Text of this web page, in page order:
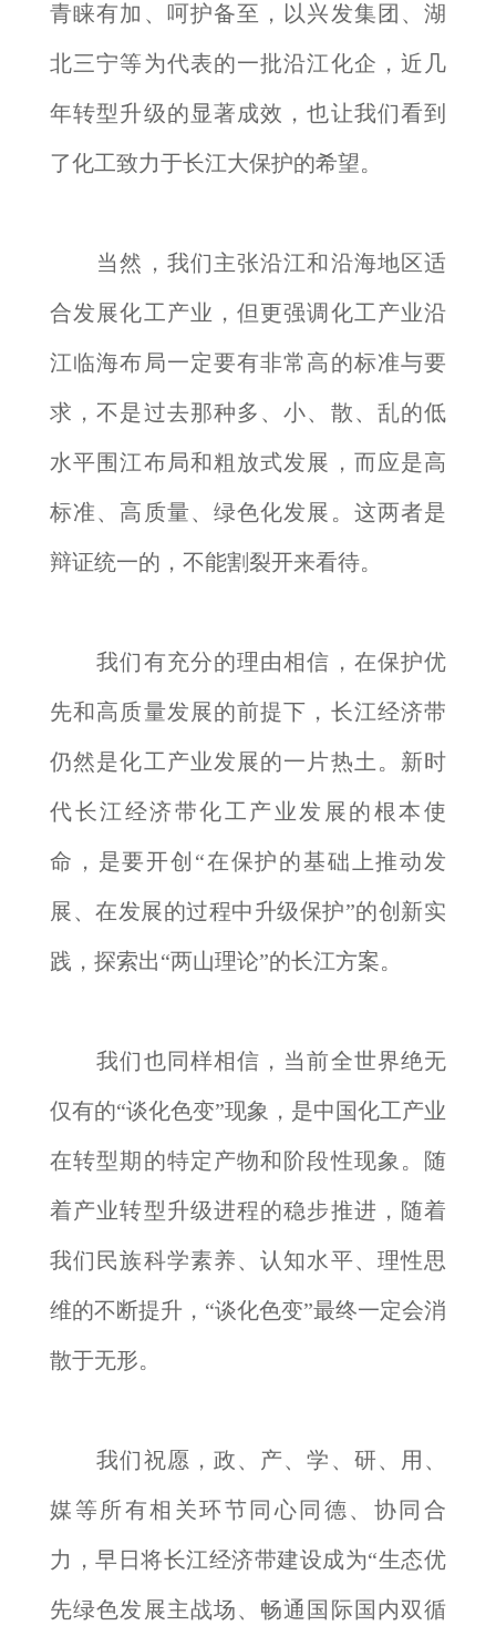
青睐有加、呵护备至，以兴发集团、湖
北三宁等为代表的一批沿江化企，近几
年转型升级的显著成效，也让我们看到
了化工致力于长江大保护的希望。
当然，我们主张沿江和沿海地区适
合发展化工产业，但更强调化工产业沿
江临海布局一定要有非常高的标准与要
求，不是过去那种多、小、散、乱的低
水平围江布局和粗放式发展，而应是高
标准、高质量、绿色化发展。这两者是
辩证统一的，不能割裂开来看待。
我们有充分的理由相信，在保护优
先和高质量发展的前提下，长江经济带
仍然是化工产业发展的一片热土。新时
代长江经济带化工产业发展的根本使
命，是要开创“在保护的基础上推动发
展、在发展的过程中升级保护”的创新实
践，探索出“两山理论”的长江方案。
我们也同样相信，当前全世界绝无
仅有的“谈化色变”现象，是中国化工产业
在转型期的特定产物和阶段性现象。随
着产业转型升级进程的稳步推进，随着
我们民族科学素养、认知水平、理性思
维的不断提升，“谈化色变”最终一定会消
散于无形。
我们祝愿，政、产、学、研、用、
媒等所有相关环节同心同德、协同合
力，早日将长江经济带建设成为“生态优
先绿色发展主战场、畅通国际国内双循